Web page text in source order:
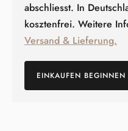
abschliesst. In
kosztenfrei. Weitere
Versand & Lieferung.
EINKAUFEN BEGINNEN